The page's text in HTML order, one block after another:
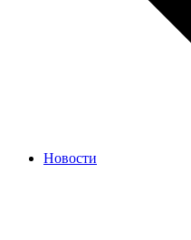
Новости